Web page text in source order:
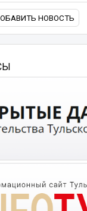
НОВОСТЬ